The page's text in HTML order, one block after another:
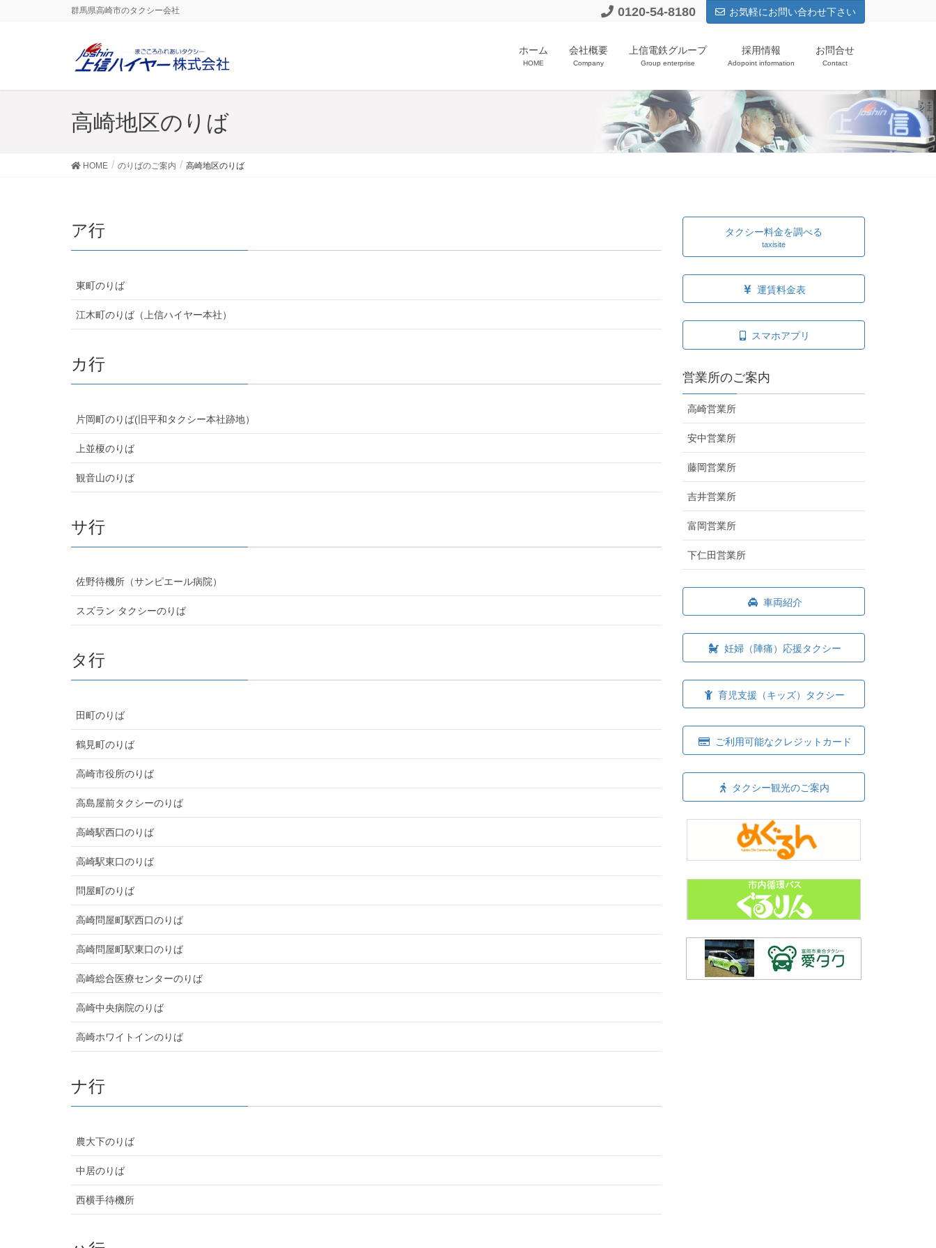
群馬県高崎市のタクシー会社 0120-54-8180 お気軽にお問い合わせ下さい
ホーム
HOME
会社概要
Company
上信電鉄グループ
Group enterprise
採用情報
Adopoint information
お問合せ
Contact
高崎地区のりば
HOME のりばのご案内 高崎地区のりば
ア行
東町のりば
江木町のりば（上信ハイヤー本社）
カ行
片岡町のりば(旧平和タクシー本社跡地）
上並榎のりば
観音山のりば
サ行
佐野待機所（サンピエール病院）
スズラン タクシーのりば
タ行
田町のりば
鶴見町のりば
高崎市役所のりば
高島屋前タクシーのりば
高崎駅西口のりば
高崎駅東口のりば
問屋町のりば
高崎問屋町駅西口のりば
高崎問屋町駅東口のりば
高崎総合医療センターのりば
高崎中央病院のりば
高崎ホワイトインのりば
ナ行
農大下のりば
中居のりば
西横手待機所
タクシー料金を調べる
taxisite
運賃料金表
スマホアプリ
営業所のご案内
高崎営業所
安中営業所
藤岡営業所
吉井営業所
富岡営業所
下仁田営業所
車両紹介
妊婦（陣痛）応援タクシー
育児支援（キッズ）タクシー
ご利用可能なクレジットカード
タクシー観光のご案内